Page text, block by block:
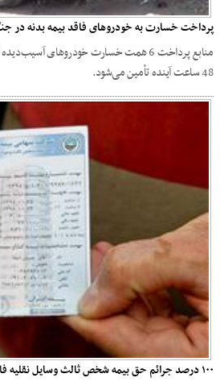
پرداخت خسارت به خودروهای فاقد بیمه بدنه در
منابع پرداخت 6 همت خسارت خودروهای
48 ساعت آینده تأمین می‌شود.
۱۰۰ درصد جرائم حق‌ بیمه شخص ثالث وسایل نقلیه فاقد بیمه‌نامه بخشیده شد